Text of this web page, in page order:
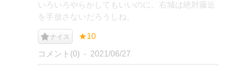
いろいろやらかしてもいいのに。右城は絶対藤近
を手放さないだろうしね。
ナイス ★10
コメント(0) 2021/06/27